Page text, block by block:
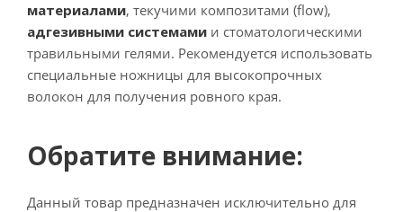
материалами, текучими композитами (flow),
адгезивными системами и стоматологическими
травильными гелями. Рекомендуется использовать
специальные ножницы для высокопрочных
волокон для получения ровного края.
Обратите внимание:
Данный товар предназначен исключительно для